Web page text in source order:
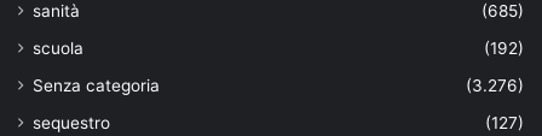
sanità
(685)
scuola
(192)
Senza categoria
(3.276)
sequestro
(127)